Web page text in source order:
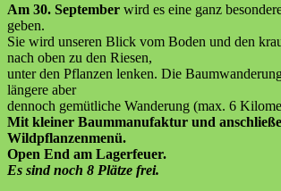
Am 30. September wird es eine ganz
geben.
Sie wird unseren Blick vom Boden und den
nach oben zu den Riesen,
unter den Pflanzen lenken. Die
längere aber
dennoch gemütliche Wanderung (max. 6
Mit kleiner Baummanufaktur und
Wildpflanzenmenü.
Open End am Lagerfeuer.
Es sind noch 8 Plätze frei.